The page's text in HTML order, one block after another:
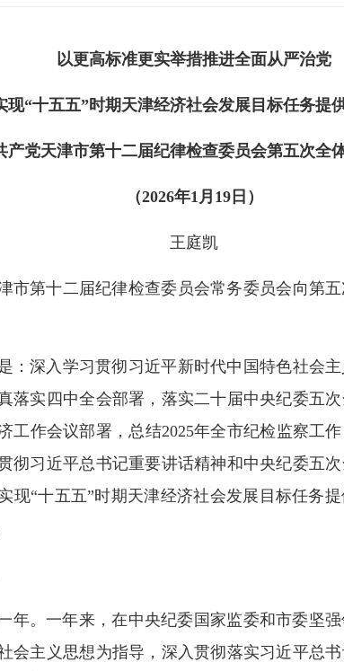
以更高标准更实举措推进全面从严治党
现“十五五”时期天津经济社会发展目标任务提
党天津市第十二届纪律检查委员会第五次全
（2026年1月19日）
王庭凯
市第十二届纪律检查委员会常务委员会向第
：深入学习贯彻习近平新时代中国特色社会
落实四中全会部署，落实二十届中央纪委五
工作会议部署，总结2025年全市纪检监察工
彻习近平总书记重要讲话精神和中央纪委五
现“十五五”时期天津经济社会发展目标任务
年。一年来，在中央纪委国家监委和市委坚
会主义思想为指导，深入贯彻落实习近平总